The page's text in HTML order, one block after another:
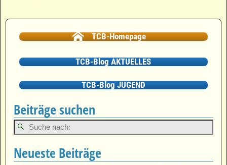
TCB-Homepage
TCB-Blog AKTUELLES
TCB-Blog JUGEND
Beiträge suchen
Neueste Beiträge